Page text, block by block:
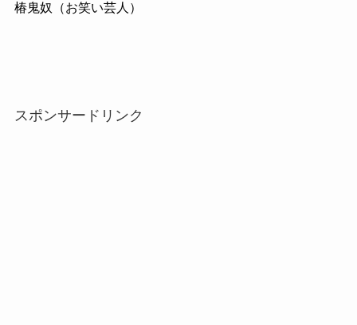
椿鬼奴（お笑い芸人）
スポンサードリンク